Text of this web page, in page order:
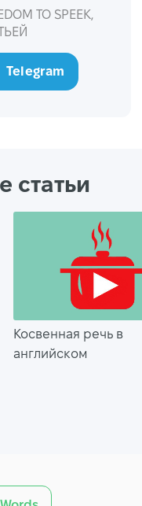
TO SPEEK,
Telegram
статьи
Косвенная речь в
английском